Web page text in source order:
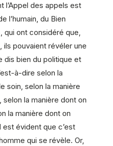
l’Appel des appels est
l’humain, du Bien
qui ont considéré que,
pouvaient révéler une
dis bien du politique et
à-dire selon la
soin, selon la manière
la manière dont on
la manière dont on
est évident que c’est
qui se révèle. Or,